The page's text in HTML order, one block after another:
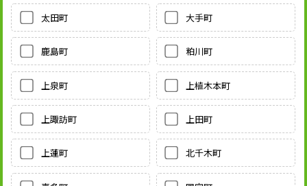
太田町 大手町
鹿島町 粕川町
上泉町 上植木本町
上諏訪町 上田町
上蓮町 北千木町